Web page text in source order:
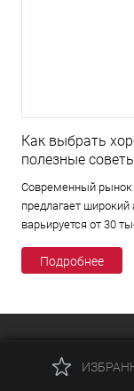
Как выбрать
полезные
Современный
предлагает
варьируется от 30
Подробнее
КАТАЛОГ